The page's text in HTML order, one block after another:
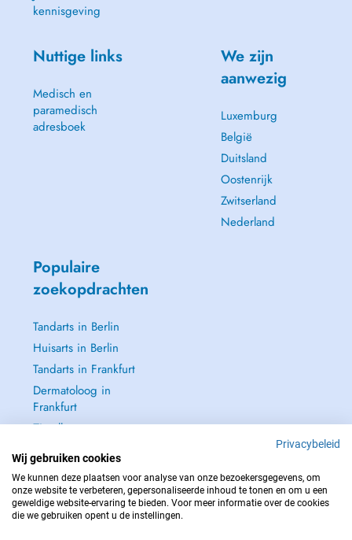
kennisgeving
Nuttige links
Medisch en
paramedisch
adresboek
We zijn
aanwezig
Luxemburg
België
Duitsland
Oostenrijk
Zwitserland
Nederland
Populaire
zoekopdrachten
Tandarts in Berlin
Huisarts in Berlin
Tandarts in Frankfurt
Dermatoloog in
Frankfurt
Zie alle →
NEEM IN GEVAL VAN NOOD CONTACT OP MET : 112
Privacybeleid
Wij gebruiken cookies
We kunnen deze plaatsen voor analyse van onze bezoekersgegevens, om
onze website te verbeteren, gepersonaliseerde inhoud te tonen en om u een
geweldige website-ervaring te bieden. Voor meer informatie over de cookies
die we gebruiken opent u de instellingen.